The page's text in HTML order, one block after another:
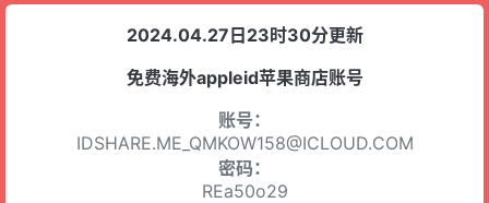
2024.04.27日23时30分更新
免费海外appleid苹果商店账号
账号：
IDSHARE.ME_QMKOW158@ICLOUD.COM
密码：
REa50o29